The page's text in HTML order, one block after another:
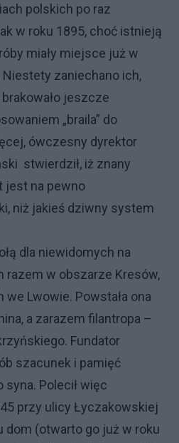
polskich po raz
w roku 1895, choć istnieją
miały miejsce już w
zaniechano ich,
jeszcze
„braila” do
ówczesny dyrektor
stwierdził, iż znany
jest na pewno
niż jakieś dziwny system
dla niewidomych na
razem w obszarze Kresów,
we Lwowie. Powstała ona
a zarazem filantropa –
Fundator
szacunek i pamięć
Polecił więc
przy ulicy Łyczakowskiej
dom (otwarto go już w roku